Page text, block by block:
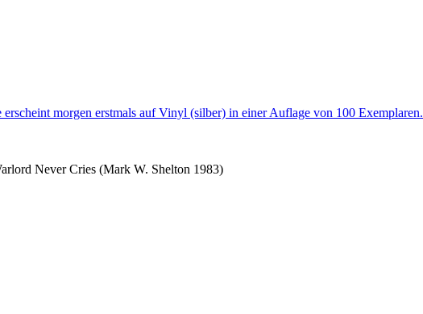
morgen erstmals auf Vinyl (silber) in einer Auflage von 100 Exemplaren.
Never Cries (Mark W. Shelton 1983)